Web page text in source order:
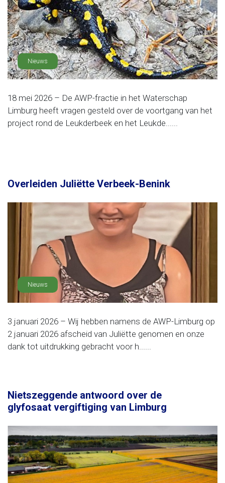
Nieuws
18 mei 2026 – De AWP-fractie in het Waterschap
Limburg heeft vragen gesteld over de voortgang van het
project rond de Leukderbeek en het Leukde......
Overleiden Juliëtte Verbeek-Benink
Nieuws
3 januari 2026 – Wij hebben namens de AWP-Limburg op
2 januari 2026 afscheid van Juliëtte genomen en onze
dank tot uitdrukking gebracht voor h......
Nietszeggende antwoord over de
glyfosaat vergiftiging van Limburg